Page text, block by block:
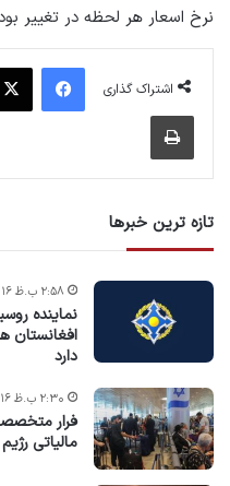
نرخ اسعار هر لحظه در تغییر
اشتراک گذاری
فیس بوک
چاپ
تازه ترین خبرها
نماینده
افغانستان
دارد
۲:۵۸ ب.ظ ۱۶ اسد ۱۴۰۵
فرار
مالیاتی
۲:۳۰ ب.ظ ۱۶ اسد ۱۴۰۵